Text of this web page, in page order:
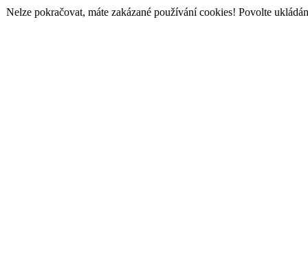
Nelze pokračovat, máte zakázané používání cookies! Povolte